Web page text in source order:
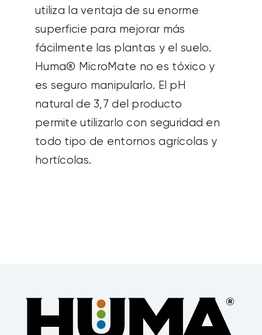
utiliza la ventaja de su enorme
superficie para mejorar más
fácilmente las plantas y el suelo.
Huma® MicroMate no es tóxico y
es seguro manipularlo. El pH
natural de 3,7 del producto
permite utilizarlo con seguridad en
todo tipo de entornos agrícolas y
hortícolas.